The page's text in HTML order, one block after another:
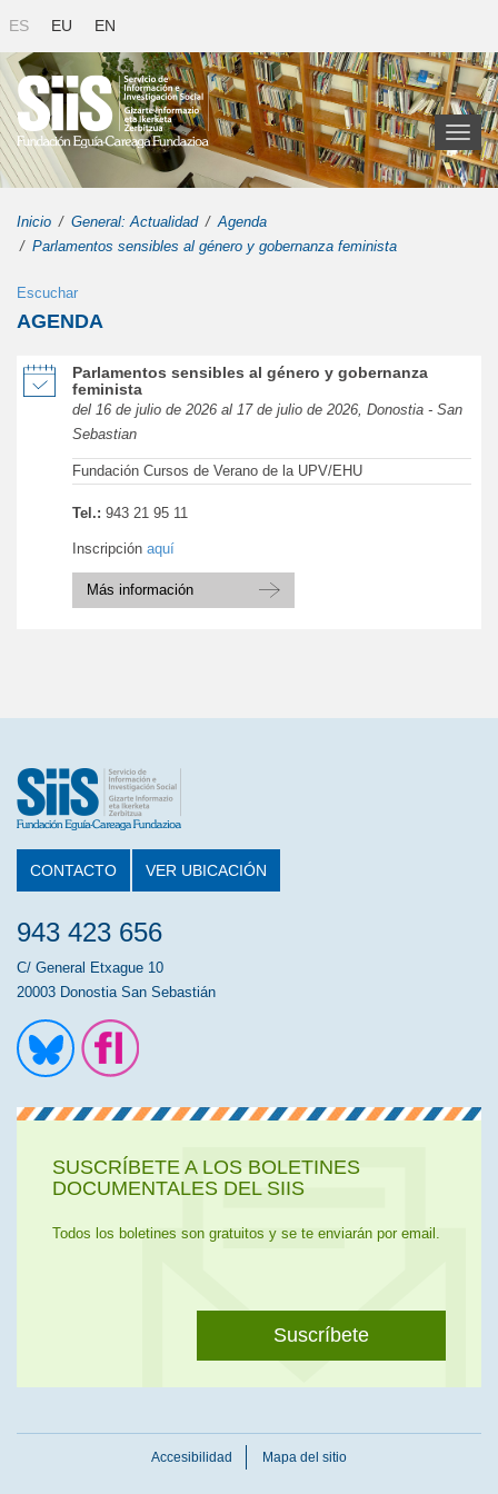
ES EU EN
Toggle
Inicio General: Actualidad
Agenda
Parlamentos sensibles al género y gobernanza feminista
Escuchar
AGENDA
Parlamentos sensibles al género y gobernanza
feminista
del 16 de julio de 2026 al 17 de julio de 2026, Donostia - San
Sebastian
Fundación Cursos de Verano de la UPV/EHU
Tel.: 943 21 95 11
Inscripción aquí
Más información
de Parlamentos sensibles al género y gobernanza feminista en una
CONTACTO VER UBICACIÓN
943 423 656
C/ General Etxague 10
20003 Donostia San Sebastián
SUSCRÍBETE A LOS BOLETINES
DOCUMENTALES DEL SIIS
Todos los boletines son gratuitos y se te enviarán por email.
Suscríbete
Accesibilidad Mapa del sitio